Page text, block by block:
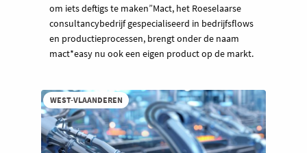
om iets deftigs te maken”Mact, het Roeselaarse
consultancybedrijf gespecialiseerd in bedrijfsflows
en productieprocessen, brengt onder de naam
mact*easy nu ook een eigen product op de markt.
WEST-VLAANDEREN